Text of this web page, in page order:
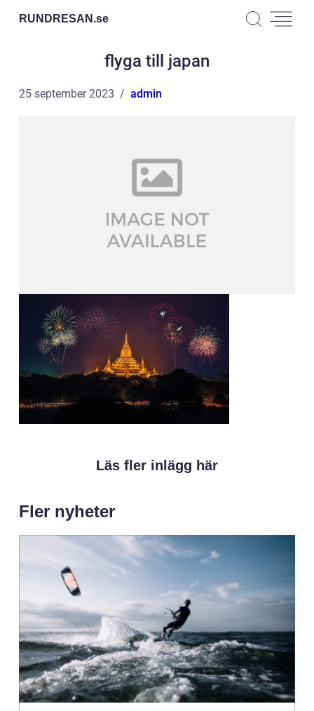
RUNDRESAN.se
flyga till japan
25 september 2023 admin
Läs fler inlägg här
Fler nyheter